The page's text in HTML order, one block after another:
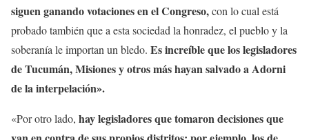
siguen ganando votaciones en el Congreso,con lo cual está
probado también que a esta sociedad la honradez, el pueblo y la
soberanía le importan un bledo. Es increíble que los legisladores
de Tucumán, Misiones y otros más hayan salvado a Adorni
de la interpelación».
«Por otro lado, hay legisladores que tomaron decisiones que